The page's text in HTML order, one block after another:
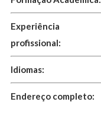
Experiência
profissional:
Idiomas:
Endereço completo: